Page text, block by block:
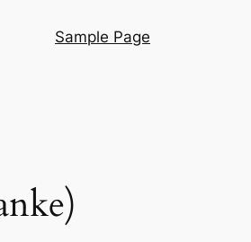
Sample Page